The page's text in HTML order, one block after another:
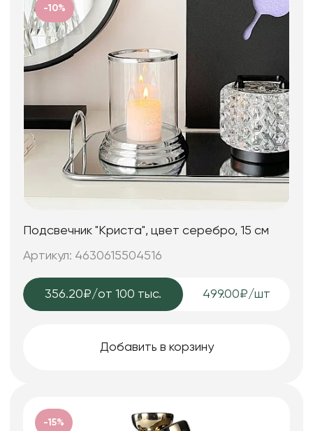
-10%
Подсвечник "Криста", цвет серебро, 15 см
Артикул: 4630615504516
356.20₽/от 100 тыс. 499.00₽/шт
Добавить в корзину
-15%